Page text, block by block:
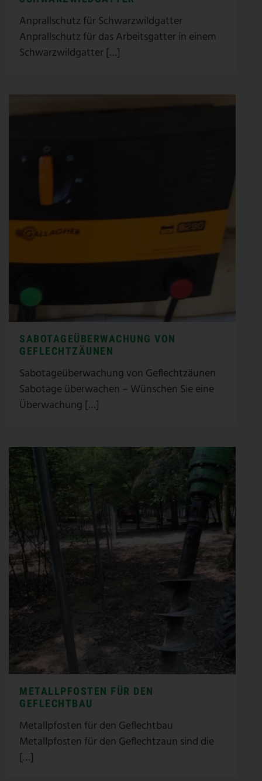
Anprallschutz für Schwarzwildgatter
Anprallschutz für das Arbeitsgatter in einem
Schwarzwildgatter […]
SABOTAGEÜBERWACHUNG VON
GEFLECHTZÄUNEN
Sabotageüberwachung von Geflechtzäunen
Sabotage überwachen – Wünschen Sie eine
Überwachung […]
METALLPFOSTEN FÜR DEN
GEFLECHTBAU
Metallpfosten für den Geflechtbau
Metallpfosten für den Geflechtzaun sind die
[…]